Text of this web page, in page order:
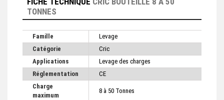
TONNES
Famille
Levage
Catégorie
Cric
Applications
Levage des charges
Réglementation
CE
Charge
maximum
8 à 50 Tonnes